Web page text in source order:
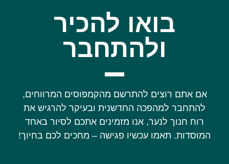
בואו להכיר
ולהתחבר
אם אתם רוצים להתרשם מהקמפוסים המרווחים,
להתחבר למהפכה החדשנית ובעיקר להרגיש את
רוח חנוך לנער, אנו מזמינים אתכם לסיור באחד
המוסדות. תאמו עכשיו פגישה – מחכים לכם בחיוך!